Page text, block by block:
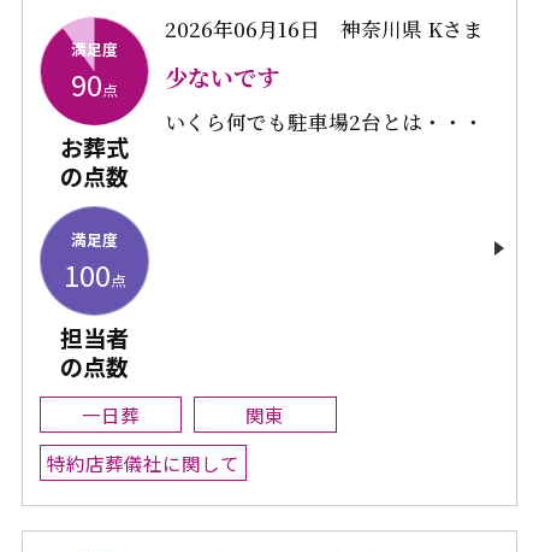
満足度
90点
お葬式
の点数
満足度
100点
担当者
の点数
2026年06月16日 神奈川県 Kさま
少ないです
いくら何でも駐車場2台とは・・・
一日葬
関東
特約店葬儀社に関して